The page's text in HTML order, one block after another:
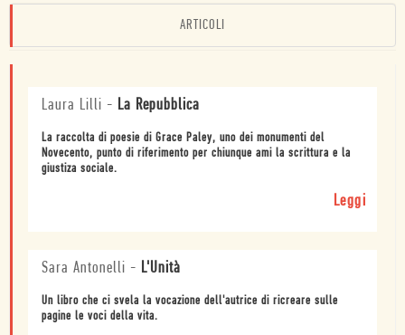
ARTICOLI
Laura Lilli - La Repubblica
La raccolta di poesie di Grace Paley, uno dei monumenti del
Novecento, punto di riferimento per chiunque ami la scrittura e la
giustiza sociale.
Leggi
Sara Antonelli - L'Unità
Un libro che ci svela la vocazione dell'autrice di ricreare sulle
pagine le voci della vita.